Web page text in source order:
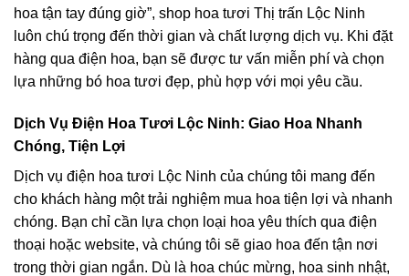
hoa tận tay đúng giờ”, shop hoa tươi Thị trấn Lộc Ninh
luôn chú trọng đến thời gian và chất lượng dịch vụ. Khi đặt
hàng qua điện hoa, bạn sẽ được tư vấn miễn phí và chọn
lựa những bó hoa tươi đẹp, phù hợp với mọi yêu cầu.
Dịch Vụ Điện Hoa Tươi Lộc Ninh: Giao Hoa Nhanh
Chóng, Tiện Lợi
Dịch vụ điện hoa tươi Lộc Ninh của chúng tôi mang đến
cho khách hàng một trải nghiệm mua hoa tiện lợi và nhanh
chóng. Bạn chỉ cần lựa chọn loại hoa yêu thích qua điện
thoại hoặc website, và chúng tôi sẽ giao hoa đến tận nơi
trong thời gian ngắn. Dù là hoa chúc mừng, hoa sinh nhật,